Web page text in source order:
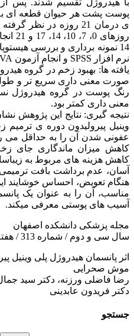
ی درمان 21 روزه در
14 نمونه برداری و بررسی
نرم افزار SPSS و انجام آزمون ANOVA تجزیه و تحلیل شد.
یافته ها: بهبود زخم در گروه
صورت معنی داری سریع تر و طول
رنگ پوست در گروه هیدروژل
معنی داری کمتر بود.
نتیجه گیری: نتایج این پژوهش
وینیل پیرولیدون دوره ی
عفونی شدن آن را به حداقل می
کاهش میزان ماندگاری جای
کاهش هزینه های مربوط به
آسان، عدم برداشت بافت
هنگام تعویض، احساس خوشایند
مناسب، آن را به عنوان یک
آسیب های پوستی معرفی میکند.
مجله پزشکی دانشکده اصفهان
سال سی و دوم / شماره 313 / هفته دوم بهمن ماه 1393
اثر پانسمان هیدروژل پلی وینیل
موش صحرایی
رضا فاضلی ورزنه، دکتر سید
دکتر فریدون عابدینی
جستجو